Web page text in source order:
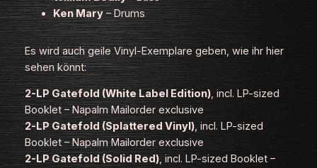
Ken Mary– Drums
Es wird auch geile Vinyl-Exemplare geben, wie ihr hier
sehen könnt:
2-LP Gatefold (White Label Edition), incl. LP-sized
Booklet – Napalm Mailorder exclusive
2-LP Gatefold (Splattered Vinyl), incl. LP-sized
Booklet – Napalm Mailorder exclusive
2-LP Gatefold (Solid Red), incl. LP-sized Booklet –